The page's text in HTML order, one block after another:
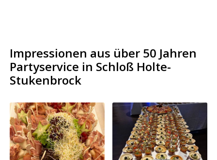
Impressionen aus über 50 Jahren
Partyservice in Schloß Holte-
Stukenbrock